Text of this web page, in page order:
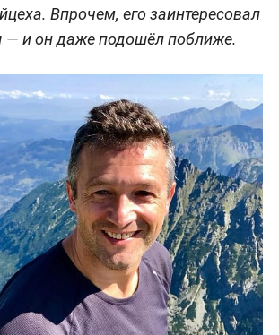
Впрочем, его заинтересовал
и он даже подошёл поближе.